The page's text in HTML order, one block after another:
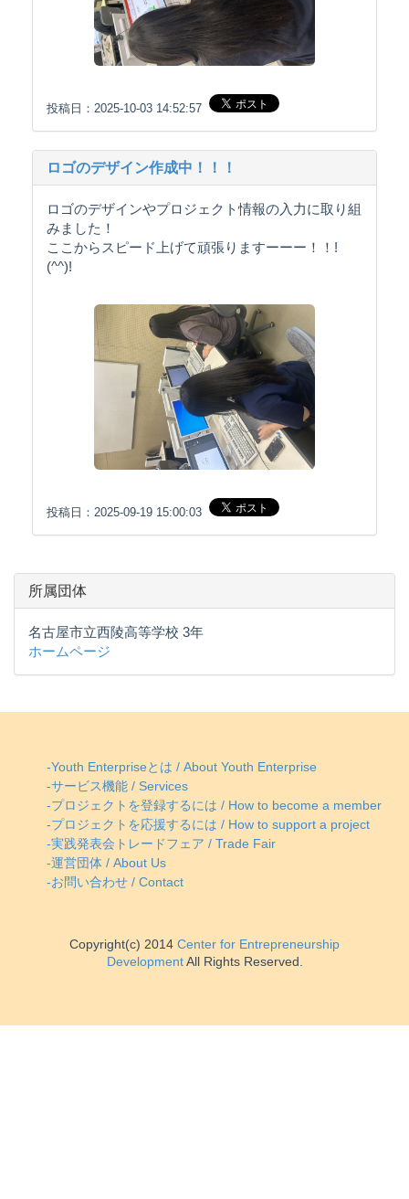
投稿日：2025-10-03 14:52:57
ロゴのデザイン作成中！！！
ロゴのデザインやプロジェクト情報の入力に取り組
みました！
ここからスピード上げて頑張りますーーー！！!
(^^)!
投稿日：2025-09-19 15:00:03
所属団体
名古屋市立西陵高等学校 3年
ホームページ
-Youth Enterpriseとは / About Youth Enterprise
-サービス機能 / Services
-プロジェクトを登録するには / How to become a member
-プロジェクトを応援するには / How to support a project
-実践発表会トレードフェア / Trade Fair
-運営団体 / About Us
-お問い合わせ / Contact
Copyright(c) 2014 Center for Entrepreneurship
DevelopmentAll Rights Reserved.